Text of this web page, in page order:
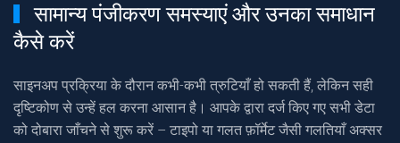
सामान्य पंजीकरण समस्याएं और उनका समाधान
कैसे करें
साइनअप प्रक्रिया के दौरान कभी-कभी त्रुटियाँ हो सकती हैं, लेकिन सही
दृष्टिकोण से उन्हें हल करना आसान है। आपके द्वारा दर्ज किए गए सभी डेटा
को दोबारा जाँचने से शुरू करें – टाइपो या गलत फ़ॉर्मेट जैसी गलतियाँ अक्सर